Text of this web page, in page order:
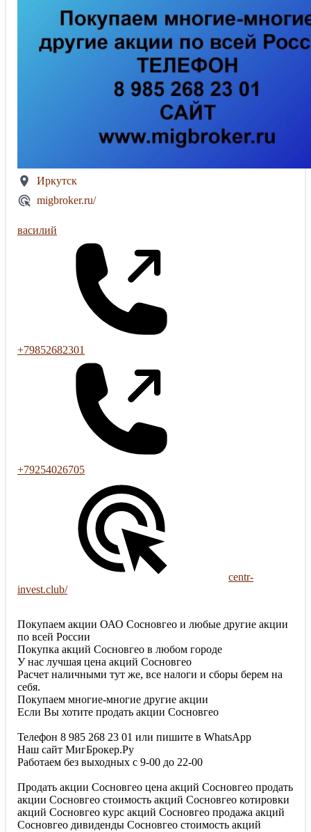
Иркутск
migbroker.ru/
василий
+79852682301
+79254026705
centr-
invest.club/
Покупаем акции ОАО Сосновгео и любые другие акции
по всей России
Покупка акций Сосновгео в любом городе
У нас лучшая цена акций Сосновгео
Расчет наличными тут же, все налоги и сборы берем на
себя.
Покупаем многие-многие другие акции
Если Вы хотите продать акции Сосновгео
Телефон 8 985 268 23 01 или пишите в WhatsApp
Наш сайт МигБрокер.Ру
Работаем без выходных с 9-00 до 22-00
Продать акции Сосновгео цена акций Сосновгео продать
акции Сосновгео стоимость акций Сосновгео котировки
акций Сосновгео курс акций Сосновгео продажа акций
Сосновгео дивиденды Сосновгео стоимость акций